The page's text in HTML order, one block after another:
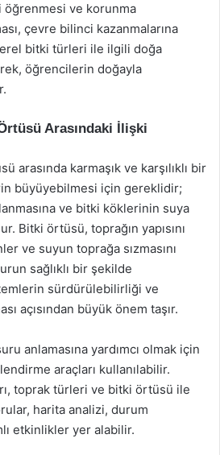
ve korunma
çevre bilinci kazanmalarına
bitki türleri ile ilgili doğa
öğrencilerin doğayla
Arasındaki İlişki
arasında karmaşık ve karşılıklı bir
büyüyebilmesi için gereklidir;
ve bitki köklerinin suya
Bitki örtüsü, toprağın yapısını
ve suyun toprağa sızmasını
sağlıklı bir şekilde
sürdürülebilirliği ve
açısından büyük önem taşır.
anlamasına yardımcı olmak için
araçları kullanılabilir.
toprak türleri ve bitki örtüsü ile
harita analizi, durum
etkinlikler yer alabilir.